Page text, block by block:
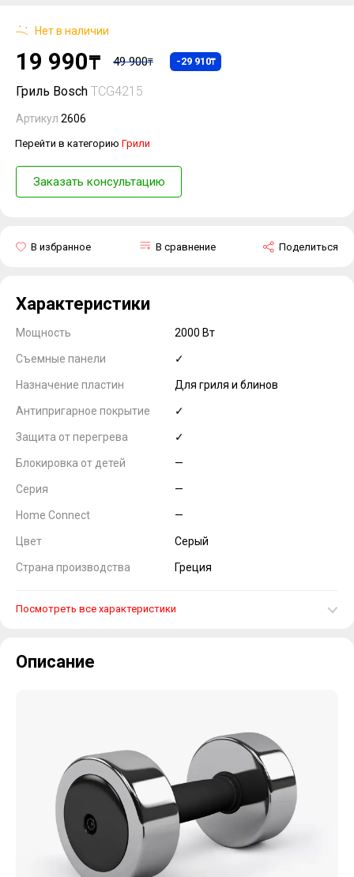
Гриль Bosch TCG4215
Артикул 2606
Перейти в категорию Грили
Заказать консультацию
Поделиться
В сравнение
В избранное
Нет в наличии
19 990₸ 49 900₸ -29 910₸
Характеристики
Мощность 2000 Вт
Съемные панели ✓
Назначение пластин Для гриля и блинов
Антипригарное покрытие ✓
Защита от перегрева ✓
Блокировка от детей —
Серия —
Home Connect —
Цвет Серый
Страна производства Греция
Посмотреть все характеристики
Описание